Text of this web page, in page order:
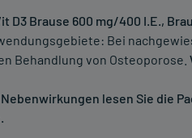
D3 Brause 600 mg/400 I.E.,
Bei
Behandlung von Osteoporose.
lesen Sie die